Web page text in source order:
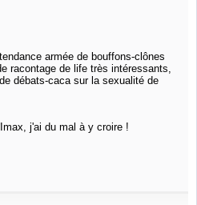
armée de bouffons-clônes
racontage de life très intéressants,
débats-caca sur la sexualité de
j'ai du mal à y croire !